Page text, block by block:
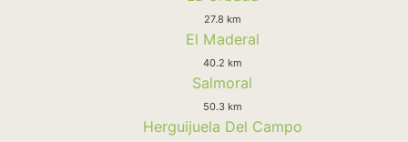
27.8 km
El Maderal
40.2 km
Salmoral
50.3 km
Herguijuela Del Campo